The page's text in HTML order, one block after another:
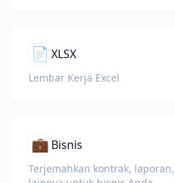
📄 XLSX
Lembar Kerja Excel
💼 Bisnis
Terjemahkan kontrak,